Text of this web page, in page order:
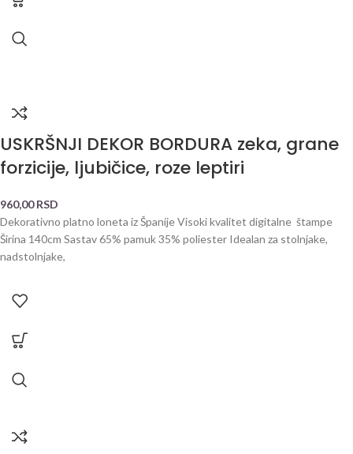
USKRŠNJI DEKOR BORDURA zeka, grane
forzicije, ljubičice, roze leptiri
960,00RSD
Dekorativno platno loneta iz Španije Visoki kvalitet digitalne štampe
Širina 140cm Sastav 65% pamuk 35% poliester Idealan za stolnjake,
nadstolnjake,